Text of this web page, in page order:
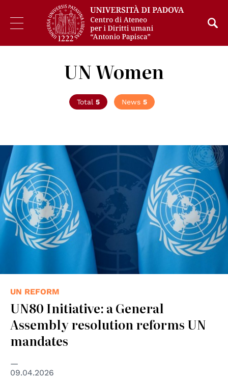
UN Women
Total 5 News 5
© UN photos
UN REFORM
UN80 Initiative: a General
Assembly resolution reforms UN
mandates
09.04.2026